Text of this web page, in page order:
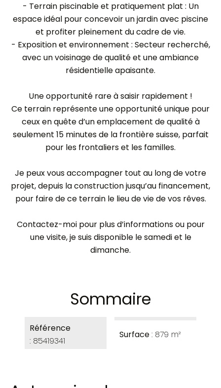
- Terrain piscinable et pratiquement plat : Un
espace idéal pour concevoir un jardin avec piscine
et profiter pleinement du cadre de vie.
- Exposition et environnement : Secteur recherché,
avec un voisinage de qualité et une ambiance
résidentielle apaisante.
Une opportunité rare à saisir rapidement !
Ce terrain représente une opportunité unique pour
ceux en quête d’un emplacement de qualité à
seulement 15 minutes de la frontière suisse, parfait
pour les frontaliers et les familles.
Je peux vous accompagner tout au long de votre
projet, depuis la construction jusqu’au financement,
pour faire de ce terrain le lieu de vie de vos rêves.
Contactez-moi pour plus d’informations ou pour
une visite, je suis disponible le samedi et le
dimanche.
Sommaire
Référence
85419341
Surface 879 m²